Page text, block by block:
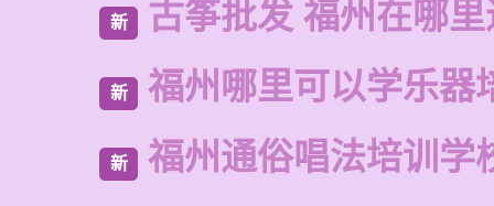
新 古筝批发 福州在哪
新 福州哪里可以学乐器
新 福州通俗唱法培训学